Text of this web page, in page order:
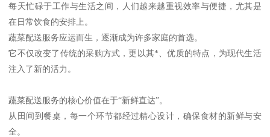
每天忙碌于工作与生活之间，人们越来越重视效率与便捷，尤其是
在日常饮食的安排上。
蔬菜配送服务应运而生，逐渐成为许多家庭的首选。
它不仅改变了传统的采购方式，更以其*、优质的特点，为现代生活
注入了新的活力。
蔬菜配送服务的核心价值在于“新鲜直达”。
从田间到餐桌，每一个环节都经过精心设计，确保食材的新鲜与安
全。